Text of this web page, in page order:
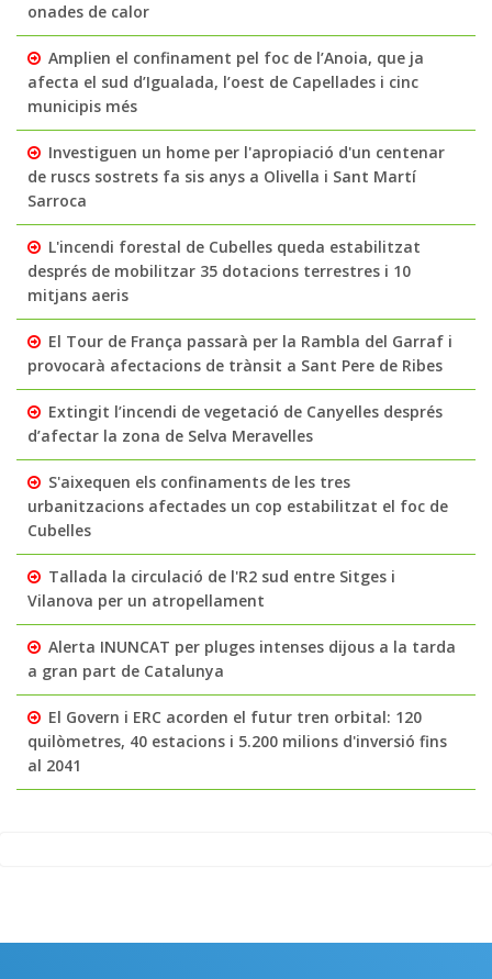
onades de calor
Amplien el confinament pel foc de l’Anoia, que ja
afecta el sud d’Igualada, l’oest de Capellades i cinc
municipis més
Investiguen un home per l'apropiació d'un centenar
de ruscs sostrets fa sis anys a Olivella i Sant Martí
Sarroca
L'incendi forestal de Cubelles queda estabilitzat
després de mobilitzar 35 dotacions terrestres i 10
mitjans aeris
El Tour de França passarà per la Rambla del Garraf i
provocarà afectacions de trànsit a Sant Pere de Ribes
Extingit l’incendi de vegetació de Canyelles després
d’afectar la zona de Selva Meravelles
S'aixequen els confinaments de les tres
urbanitzacions afectades un cop estabilitzat el foc de
Cubelles
Tallada la circulació de l'R2 sud entre Sitges i
Vilanova per un atropellament
Alerta INUNCAT per pluges intenses dijous a la tarda
a gran part de Catalunya
El Govern i ERC acorden el futur tren orbital: 120
quilòmetres, 40 estacions i 5.200 milions d'inversió fins
al 2041